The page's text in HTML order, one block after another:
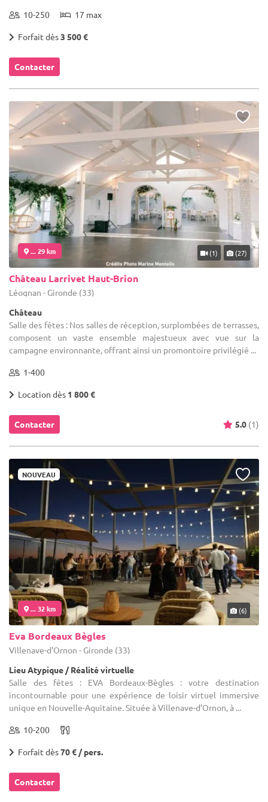
10-250 17 max
Forfait dès3 500 €
Contacter
... 29 km (1) (27)
Château Larrivet Haut-Brion
Léognan - Gironde (33)
Château
Salle des fêtes : Nos salles de réception, surplombées de terrasses,
composent un vaste ensemble majestueux avec vue sur la
campagne environnante, offrant ainsi un promontoire privilégié ...
1-400
Location dès 1 800 €
Contacter 5.0 (1)
NOUVEAU
... 32 km (6)
Eva Bordeaux Bègles
Villenave-d'Ornon - Gironde (33)
Lieu Atypique / Réalité virtuelle
Salle des fêtes : EVA Bordeaux-Bègles : votre destination
incontournable pour une expérience de loisir virtuel immersive
unique en Nouvelle-Aquitaine. Située à Villenave-d’Ornon, à ...
10-200
Forfait dès70 € / pers.
Contacter